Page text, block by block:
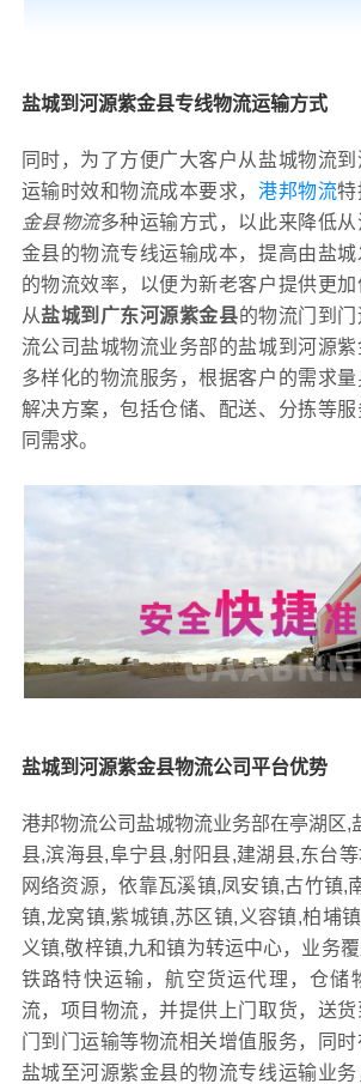
盐城到河源紫金县专线物流运输方式
同时，为了方便广大客户从盐城物流
运输时效和物流成本要求， 港邦物流特
金县物流多种运输方式，以此来降低
金县的物流专线运输成本，提高由盐
的物流效率，以便为新老客户提供更
从盐城到广东河源紫金县的物流门到
流公司盐城物流业务部的盐城到河源
多样化的物流服务，根据客户的需求
解决方案，包括仓储、配送、分拣等
同需求。
盐城到河源紫金县物流公司平台优势
港邦物流公司盐城物流业务部在亭湖区,
县,滨海县,阜宁县,射阳县,建湖县,东台
网络资源，依靠瓦溪镇,凤安镇,古竹镇,
镇,龙窝镇,紫城镇,苏区镇,义容镇,柏埔
义镇,敬梓镇,九和镇为转运中心，业务覆
铁路特快运输，航空货运代理，仓储
流，项目物流，并提供上门取货，送货
门到门运输等物流相关增值服务，同
盐城至河源紫金县的物流专线运输业